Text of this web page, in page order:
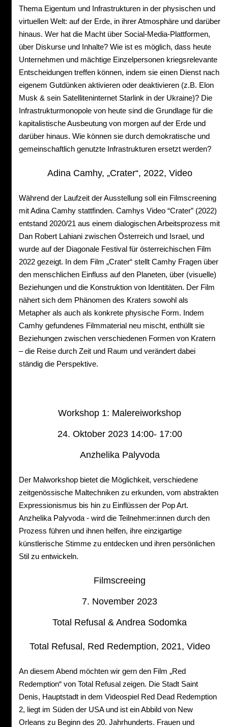
Thema Eigentum und Infrastrukturen in der physischen und
virtuellen Welt: auf der Erde, in ihrer Atmosphäre und darüber
hinaus. Wer hat die Macht über Social-Media-Plattformen,
über Diskurse und Inhalte? Wie ist es möglich, dass heute
Unternehmen und mächtige Einzelpersonen kriegsrelevante
Entscheidungen treffen können, indem sie einen Dienst nach
eigenem Gutdünken aktivieren oder deaktivieren (z.B. Elon
Musk & sein Satelliteninternet Starlink in der Ukraine)? Die
Infrastrukturmonopole von heute sind die Grundlage für die
kapitalistische Ausbeutung von morgen auf der Erde und
darüber hinaus. Wie können sie durch demokratische und
gemeinschaftlich genutzte Infrastrukturen ersetzt werden?
Adina Camhy, „Crater“, 2022, Video
Während der Laufzeit der Ausstellung soll ein Filmscreening
mit Adina Camhy stattfinden. Camhys Video “Crater” (2022)
entstand 2020/21 aus einem dialogischen Arbeitsprozess mit
Dan Robert Lahiani zwischen Österreich und Israel, und
wurde auf der Diagonale Festival für österreichischen Film
2022 gezeigt. In dem Film „Crater“ stellt Camhy Fragen über
den menschlichen Einfluss auf den Planeten, über (visuelle)
Beziehungen und die Konstruktion von Identitäten. Der Film
nähert sich dem Phänomen des Kraters sowohl als
Metapher als auch als konkrete physische Form. Indem
Camhy gefundenes Filmmaterial neu mischt, enthüllt sie
Beziehungen zwischen verschiedenen Formen von Kratern
– die Reise durch Zeit und Raum und verändert dabei
ständig die Perspektive.
Workshop 1: Malereiworkshop
24. Oktober 2023 14:00- 17:00
Anzhelika Palyvoda
Der Malworkshop bietet die Möglichkeit, verschiedene
zeitgenössische Maltechniken zu erkunden, vom abstrakten
Expressionismus bis hin zu Einflüssen der Pop Art.
Anzhelika Palyvoda - wird die Teilnehmer:innen durch den
Prozess führen und ihnen helfen, ihre einzigartige
künstlerische Stimme zu entdecken und ihren persönlichen
Stil zu entwickeln.
Filmscreeing
7. November 2023
Total Refusal & Andrea Sodomka
Total Refusal, Red Redemption, 2021, Video
An diesem Abend möchten wir gern den Film „Red
Redemption“ von Total Refusal zeigen. Die Stadt Saint
Denis, Hauptstadt in dem Videospiel Red Dead Redemption
2, liegt im Süden der USA und ist ein Abbild von New
Orleans zu Beginn des 20. Jahrhunderts. Frauen und